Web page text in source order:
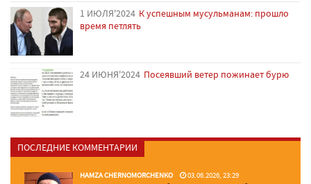
1 ИЮЛЯ'2024 К успешным мусульманам: прошло
время петлять
24 ИЮНЯ'2024 Посеявший ветер пожинает бурю
ПОСЛЕДНИЕ КОММЕНТАРИИ
HAMZA CHERNOMORCHENKO 03.06.2026, 23:29